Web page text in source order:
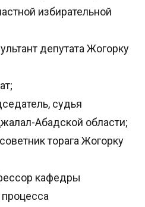
избирательной
депутата Жогорку
судья
Абадской области;
торага Жогорку
кафедры